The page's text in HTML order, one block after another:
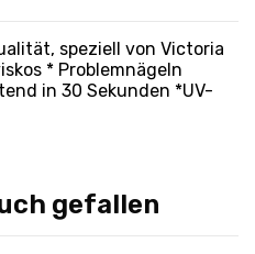
speziell von Victoria
* Problemnägeln
in 30 Sekunden *UV-
gefallen